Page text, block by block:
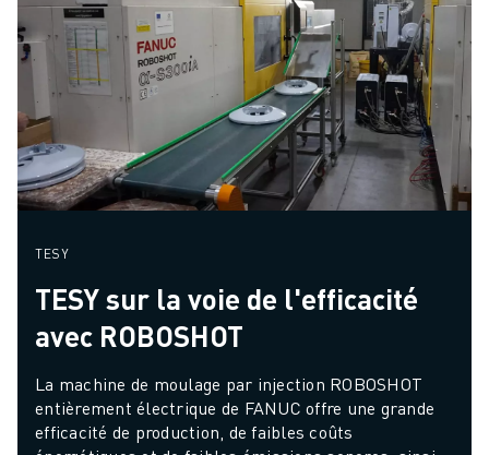
TESY
TESY sur la voie de l'efficacité
avec ROBOSHOT
La machine de moulage par injection ROBOSHOT
entièrement électrique de FANUC offre une grande
efficacité de production, de faibles coûts